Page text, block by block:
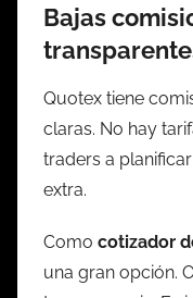
Bajas
Quotex tiene
claras. No hay
traders a
extra.
Como cotizador
una gran opción.